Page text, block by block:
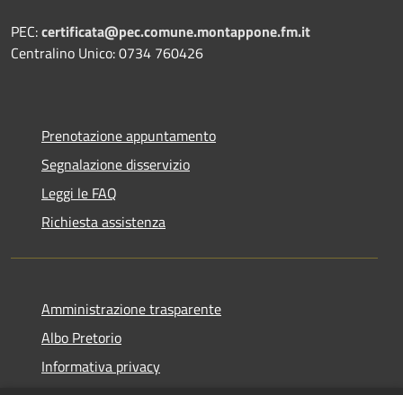
PEC:certificata@pec.comune.montappone.fm.it
Centralino Unico: 0734 760426
Prenotazione appuntamento
Segnalazione disservizio
Leggi le FAQ
Richiesta assistenza
Amministrazione trasparente
Albo Pretorio
Informativa privacy